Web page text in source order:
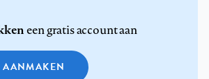
een gratis account aan